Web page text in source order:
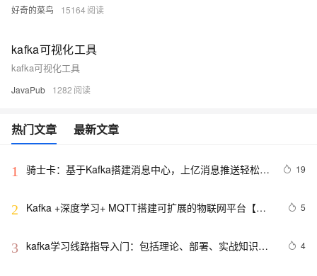
好奇的菜鸟 15164
kafka可视化工具
kafka可视化工具
JavaPub 1282
热门文章 最新文章
1
骑士卡：基于Kafka搭建消息中心，上亿消息推送轻松完
19
2
Kafka +深度学习+ MQTT搭建可扩展的物联网平台【附
5
3 kafka学习线路指导入门：包括理论、部署、实战知识汇
4